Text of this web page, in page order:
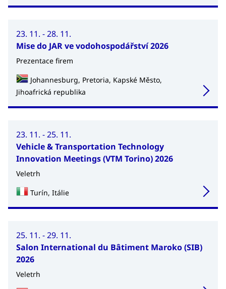
23. 11. - 28. 11.
Mise do JAR ve vodohospodářství 2026
Prezentace firem
Johannesburg, Pretoria, Kapské Město,
Jihoafrická republika
23. 11. - 25. 11.
Vehicle & Transportation Technology
Innovation Meetings (VTM Torino) 2026
Veletrh
Turín, Itálie
25. 11. - 29. 11.
Salon International du Bâtiment Maroko (SIB)
2026
Veletrh